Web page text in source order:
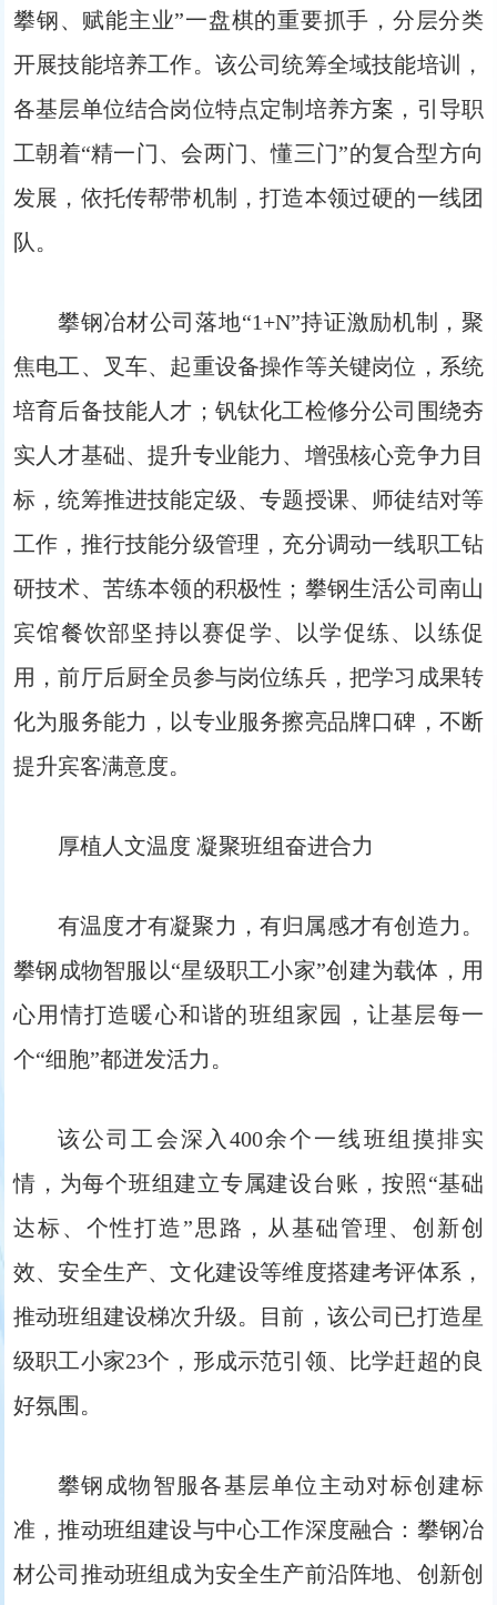
攀钢、赋能主业”一盘棋的重要抓手，分层分类
开展技能培养工作。该公司统筹全域技能培训，
各基层单位结合岗位特点定制培养方案，引导职
工朝着“精一门、会两门、懂三门”的复合型方向
发展，依托传帮带机制，打造本领过硬的一线团
队。
攀钢冶材公司落地“1+N”持证激励机制，聚
焦电工、叉车、起重设备操作等关键岗位，系统
培育后备技能人才；钒钛化工检修分公司围绕夯
实人才基础、提升专业能力、增强核心竞争力目
标，统筹推进技能定级、专题授课、师徒结对等
工作，推行技能分级管理，充分调动一线职工钻
研技术、苦练本领的积极性；攀钢生活公司南山
宾馆餐饮部坚持以赛促学、以学促练、以练促
用，前厅后厨全员参与岗位练兵，把学习成果转
化为服务能力，以专业服务擦亮品牌口碑，不断
提升宾客满意度。
厚植人文温度 凝聚班组奋进合力
有温度才有凝聚力，有归属感才有创造力。
攀钢成物智服以“星级职工小家”创建为载体，用
心用情打造暖心和谐的班组家园，让基层每一
个“细胞”都迸发活力。
该公司工会深入400余个一线班组摸排实
情，为每个班组建立专属建设台账，按照“基础
达标、个性打造”思路，从基础管理、创新创
效、安全生产、文化建设等维度搭建考评体系，
推动班组建设梯次升级。目前，该公司已打造星
级职工小家23个，形成示范引领、比学赶超的良
好氛围。
攀钢成物智服各基层单位主动对标创建标
准，推动班组建设与中心工作深度融合：攀钢冶
材公司推动班组成为安全生产前沿阵地、创新创